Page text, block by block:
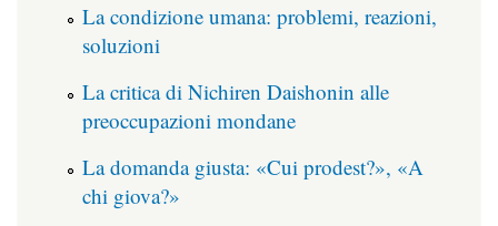
La condizione umana: problemi, reazioni,
soluzioni
La critica di Nichiren Daishonin alle
preoccupazioni mondane
La domanda giusta: «Cui prodest?», «A
chi giova?»